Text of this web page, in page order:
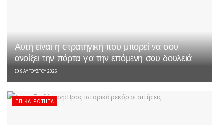
Αυτή είναι η στρατηγική που μπορεί να σου
ανοίξει την πόρτα για την επόμενη σου δουλειά
9 ΑΥΓΟΎΣΤΟΥ 2026
ΕΠΙΚΑΙΡΌΤΗΤΑ